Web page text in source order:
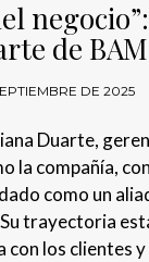
de BAM
DE 2025
Duarte,
la compañía,
como un
trayectoria
con los clientes